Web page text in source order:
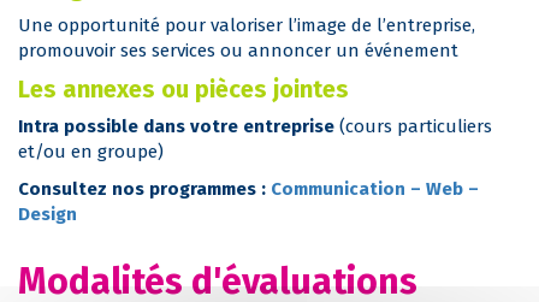
Une opportunité pour valoriser l’image de l’entreprise,
promouvoir ses services ou annoncer un événement
Les annexes ou pièces jointes
Intra possible dans votre entreprise (cours particuliers
et/ou en groupe)
Consultez nos programmes : Communication – Web –
Design
Modalités d'évaluations